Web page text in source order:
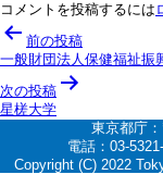
コメントを投稿するには
投
稿
ナ
ビ
ー
前の投稿
一般財団法人保健福祉振
次の投稿
星槎大学
東京都庁
電話：03-
Copyright (C) 2022